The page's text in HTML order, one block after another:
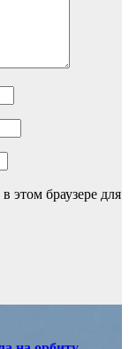
этом браузере для